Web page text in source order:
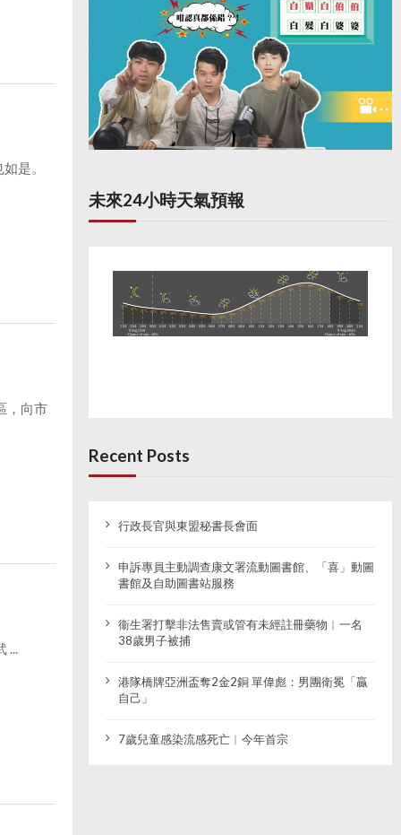
是。
，向市
...
未來24小時天氣預報
Recent Posts
行政長官與東盟秘書長會面
申訴專員主動調查康文署流動圖書館、「喜」動圖
書館及自助圖書站服務
衞生署打擊非法售賣或管有未經註冊藥物︱一名
38歲男子被捕
港隊橋牌亞洲盃奪2金2銅 單偉彪：男團衛冕「贏
自己」
7歲兒童感染流感死亡︱今年首宗